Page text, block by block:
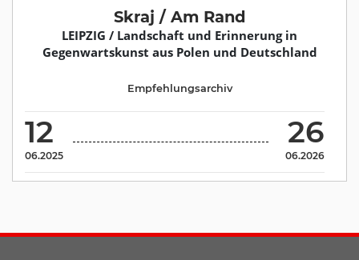
Skraj / Am Rand
LEIPZIG / Landschaft und Erinnerung in
Gegenwartskunst aus Polen und Deutschland
12
06.2025
26
06.2026
Empfehlungsarchiv